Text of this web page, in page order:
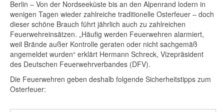
Berlin – Von der Nordseeküste bis an den Alpenrand lodern in
wenigen Tagen wieder zahlreiche traditionelle Osterfeuer – doch
dieser schöne Brauch führt jährlich auch zu zahlreichen
Feuerwehreinsätzen. „Häufig werden Feuerwehren alarmiert,
weil Brände außer Kontrolle geraten oder nicht sachgemäß
angemeldet wurden“ erklärt Hermann Schreck, Vizepräsident
des Deutschen Feuerwehrverbandes (DFV).
Die Feuerwehren geben deshalb folgende Sicherheitstipps zum
Osterfeuer: